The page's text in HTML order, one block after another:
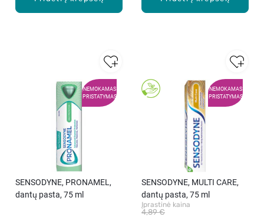
NEMOKAMAS
PRISTATYMAS
SENSODYNE, PRONAMEL,
dantų pasta, 75 ml
NEMOKAMAS
PRISTATYMAS
SENSODYNE, MULTI CARE,
dantų pasta, 75 ml
Įprastinė kaina
4,89 €